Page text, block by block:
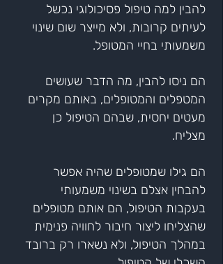
להבין למה טיפול פסיכולוגי נכשל
לעיתים קרובות, ולא מייצר שום שינוי
משמעותי בחיי המטופל.
הם ניסו להבין, מה הדבר שעושים
המטפלים והמטופלים, באותם מקרים
מעטים יחסית, שבהם הטיפול כן
מצליח.
הם גילו שמטופלים שהיה אפשר
להבחין אצלם בשינוי משמעותי
בעקבות הטיפול, הם אותם מטופלים
שהצליחו ליצור חיבור לחוויה פנימית
במהלך הטיפול, ולא נשארו רק ברובד